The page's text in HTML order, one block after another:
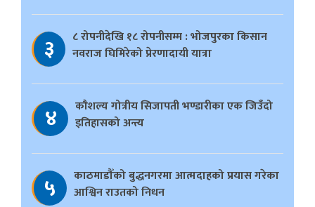
३
८ रोपनीदेखि १८ रोपनीसम्म : भोजपुरका किसान
नवराज घिमिरेको प्रेरणादायी यात्रा
४
काैशल्य गोत्रीय सिजापती भण्डारीका एक जिउँदो
इतिहासको अन्त्य
५
काठमाडौँको बुद्धनगरमा आत्मदाहको प्रयास गरेका
आश्विन राउतको निधन